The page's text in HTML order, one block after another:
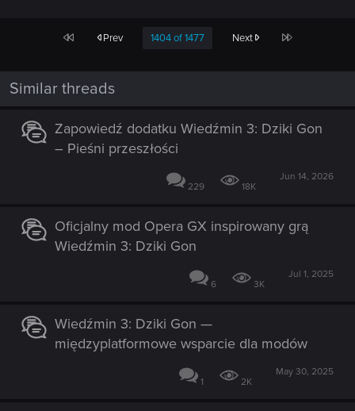
First Prev 1404 of 1477 Next Last
Similar threads
Zapowiedź dodatku Wiedźmin 3: Dziki Gon
– Pieśni przeszłości
229 18K
Jun 14, 2026
Oficjalny mod Opera GX inspirowany grą
Wiedźmin 3: Dziki Gon
6 3K
Jul 1, 2025
Wiedźmin 3: Dziki Gon —
międzyplatformowe wsparcie dla modów
1 2K
May 30, 2025